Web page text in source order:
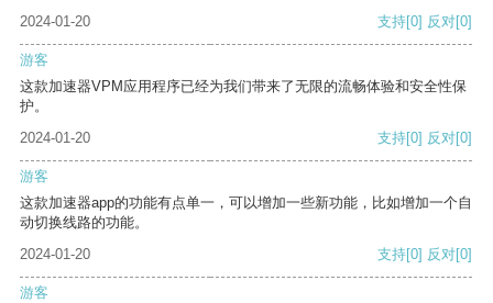
2024-01-20
支持[0] 反对[0]
游客
这款加速器VPM应用程序已经为我们带来了无限的流畅体验和安全性保
护。
2024-01-20
支持[0] 反对[0]
游客
这款加速器app的功能有点单一，可以增加一些新功能，比如增加一个自
动切换线路的功能。
2024-01-20
支持[0] 反对[0]
游客